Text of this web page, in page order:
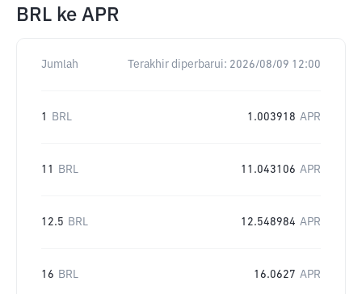
BRL ke APR
Jumlah Terakhir diperbarui: 2026/08/09 12:00
1 BRL 1.003918 APR
11 BRL 11.043106 APR
12.5 BRL 12.548984 APR
16 BRL 16.0627 APR